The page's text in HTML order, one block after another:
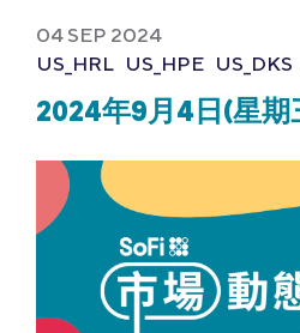
04 SEP 2024
US_HRL US_HPE US_DKS
2024年9月4日(星期